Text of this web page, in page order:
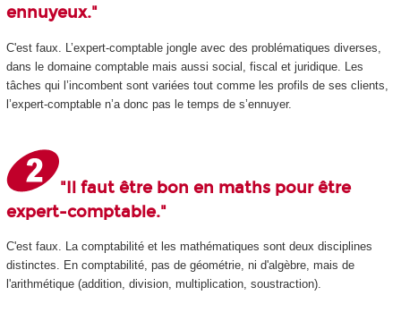
ennuyeux."
C'est faux. L’expert-comptable jongle avec des problématiques diverses,
dans le domaine comptable mais aussi social, fiscal et juridique. Les
tâches qui l’incombent sont variées tout comme les profils de ses clients,
l’expert-comptable n’a donc pas le temps de s’ennuyer.
"Il faut être bon en maths pour être
expert-comptable."
C'est faux. La comptabilité et les mathématiques sont deux disciplines
distinctes. En comptabilité, pas de géométrie, ni d'algèbre, mais de
l'arithmétique (addition, division, multiplication, soustraction).